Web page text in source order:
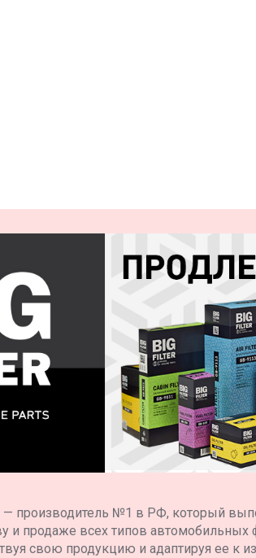
производитель №1 в РФ, который
и продаже всех типов автомобильных
свою продукцию и адаптируя ее к